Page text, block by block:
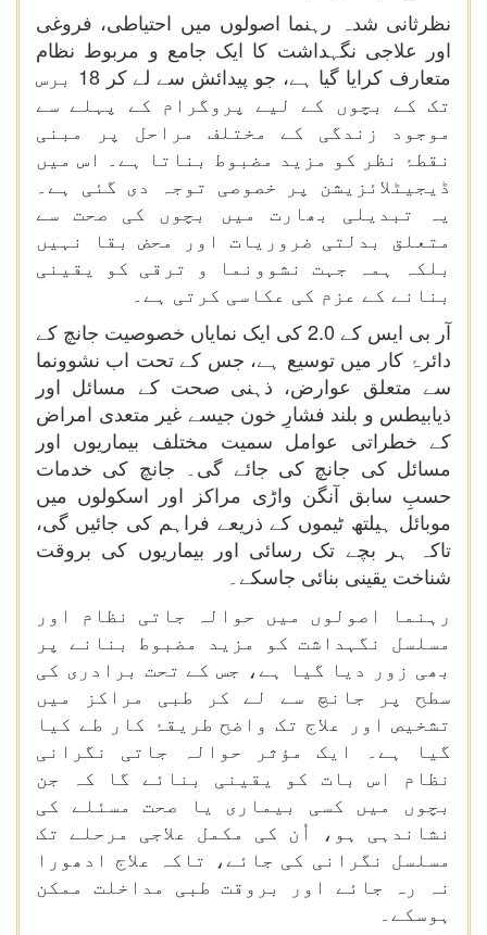
نظرثانی شدہ رہنما اصولوں میں احتیاطی، فروغی
اور علاجی نگہداشت کا ایک جامع و مربوط نظام
متعارف کرایا گیا ہے، جو پیدائش سے لے کر 18 برس
تک کے بچوں کے لیے پروگرام کے پہلے سے
موجود زندگی کے مختلف مراحل پر مبنی
نقطۂ نظر کو مزید مضبوط بناتا ہے۔ اس میں
ڈیجیٹلائزیشن پر خصوصی توجہ دی گئی ہے۔
یہ تبدیلی بھارت میں بچوں کی صحت سے
متعلق بدلتی ضروریات اور محض بقا نہیں
بلکہ ہمہ جہت نشوونما و ترقی کو یقینی
بنانے کے عزم کی عکاسی کرتی ہے۔
آر بی ایس کے 2.0 کی ایک نمایاں خصوصیت جانچ کے
دائرۂ کار میں توسیع ہے، جس کے تحت اب نشوونما
سے متعلق عوارض، ذہنی صحت کے مسائل اور
ذیابیطس و بلند فشارِ خون جیسے غیر متعدی امراض
کے خطراتی عوامل سمیت مختلف بیماریوں اور
مسائل کی جانچ کی جائے گی۔ جانچ کی خدمات
حسبِ سابق آنگن واڑی مراکز اور اسکولوں میں
موبائل ہیلتھ ٹیموں کے ذریعے فراہم کی جائیں گی،
تاکہ ہر بچے تک رسائی اور بیماریوں کی بروقت
شناخت یقینی بنائی جاسکے۔
رہنما اصولوں میں حوالہ جاتی نظام اور
مسلسل نگہداشت کو مزید مضبوط بنانے پر
بھی زور دیا گیا ہے، جس کے تحت برادری کی
سطح پر جانچ سے لے کر طبی مراکز میں
تشخیص اور علاج تک واضح طریقۂ کار طے کیا
گیا ہے۔ ایک مؤثر حوالہ جاتی نگرانی
نظام اس بات کو یقینی بنائے گا کہ جن
بچوں میں کسی بیماری یا صحت مسئلے کی
نشاندہی ہو، اُن کی مکمل علاجی مرحلے تک
مسلسل نگرانی کی جائے، تاکہ علاج ادھورا
نہ رہ جائے اور بروقت طبی مداخلت ممکن
ہوسکے۔